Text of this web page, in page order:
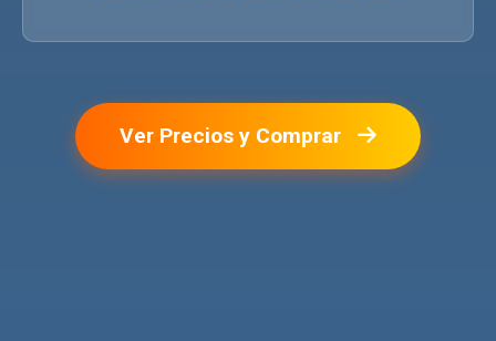
Ver Precios y Comprar